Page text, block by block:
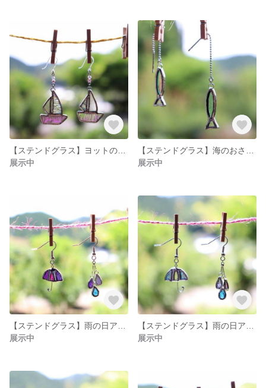
展示中
展示中
展示中
展示中